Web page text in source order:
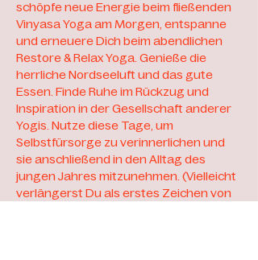
schöpfe neue Energie beim fließenden
Vinyasa Yoga am Morgen, entspanne
und erneuere Dich beim abendlichen
Restore & Relax Yoga. Genieße die
herrliche Nordseeluft und das gute
Essen. Finde Ruhe im Rückzug und
Inspiration in der Gesellschaft anderer
Yogis. Nutze diese Tage, um
Selbstfürsorge zu verinnerlichen und
sie anschließend in den Alltag des
jungen Jahres mitzunehmen. (Vielleicht
verlängerst Du als erstes Zeichen von